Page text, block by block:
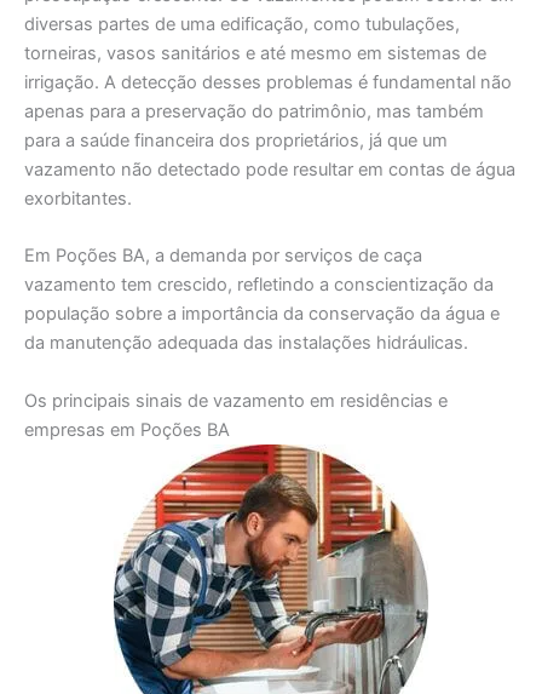
diversas partes de uma edificação, como tubulações,
torneiras, vasos sanitários e até mesmo em sistemas de
irrigação. A detecção desses problemas é fundamental não
apenas para a preservação do patrimônio, mas também
para a saúde financeira dos proprietários, já que um
vazamento não detectado pode resultar em contas de água
exorbitantes.
Em Poções BA, a demanda por serviços de caça
vazamento tem crescido, refletindo a conscientização da
população sobre a importância da conservação da água e
da manutenção adequada das instalações hidráulicas.
Os principais sinais de vazamento em residências e
empresas em Poções BA